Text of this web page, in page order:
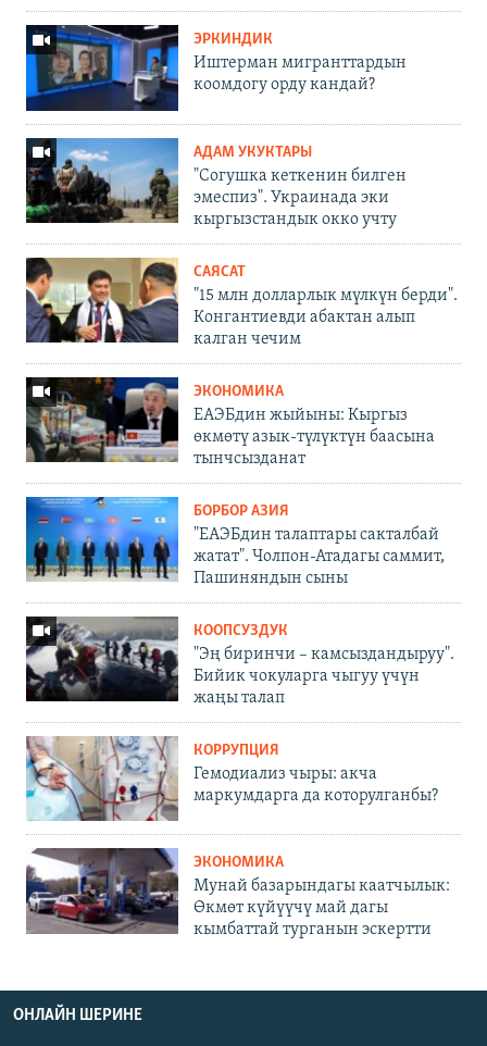
ЭРКИНДИК
Иштерман мигранттардын
коомдогу орду кандай?
АДАМ УКУКТАРЫ
"Согушка кеткенин билген
эмеспиз". Украинада эки
кыргызстандык окко учту
САЯСАТ
"15 млн долларлык мүлкүн берди".
Конгантиевди абактан алып
калган чечим
ЭКОНОМИКА
ЕАЭБдин жыйыны: Кыргыз
өкмөтү азык-түлүктүн баасына
тынчсызданат
БОРБОР АЗИЯ
"ЕАЭБдин талаптары сакталбай
жатат". Чолпон-Атадагы саммит,
Пашиняндын сыны
КООПСУЗДУК
"Эң биринчи – камсыздандыруу".
Бийик чокуларга чыгуу үчүн
жаңы талап
КОРРУПЦИЯ
Гемодиализ чыры: акча
маркумдарга да которулганбы?
ЭКОНОМИКА
Мунай базарындагы каатчылык:
Өкмөт күйүүчү май дагы
кымбаттай турганын эскертти
ОНЛАЙН ШЕРИНЕ